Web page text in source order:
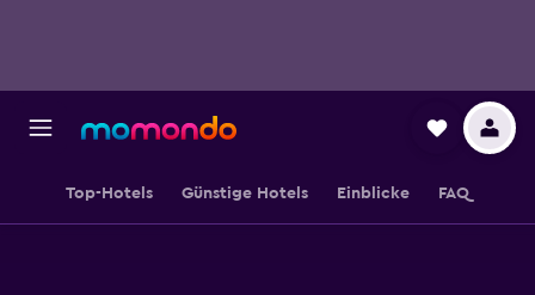
Top-Hotels Günstige Hotels Einblicke FAQ